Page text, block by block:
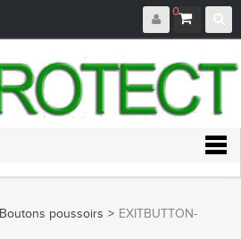
0
Boutons poussoirs > EXITBUTTON-